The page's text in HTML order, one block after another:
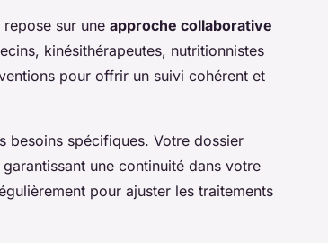
sur une approche collaborative
kinésithérapeutes, nutritionnistes
pour offrir un suivi cohérent et
besoins spécifiques. Votre dossier
une continuité dans votre
pour ajuster les traitements